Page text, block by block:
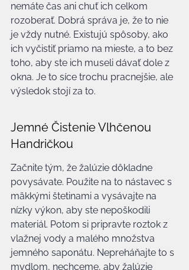
nemáte čas ani chuť ich celkom
rozoberať. Dobrá správa je, že to nie
je vždy nutné. Existujú spôsoby, ako
ich vyčistiť priamo na mieste, a to bez
toho, aby ste ich museli dávať dole z
okna. Je to síce trochu pracnejšie, ale
výsledok stojí za to.
Jemné Čistenie Vlhčenou
Handričkou
Začnite tým, že žalúzie dôkladne
povysávate. Použite na to nástavec s
mäkkými štetinami a vysávajte na
nízky výkon, aby ste nepoškodili
materiál. Potom si pripravte roztok z
vlažnej vody a malého množstva
jemného saponátu. Nepreháňajte to s
mydlom, nechceme, aby žalúzie